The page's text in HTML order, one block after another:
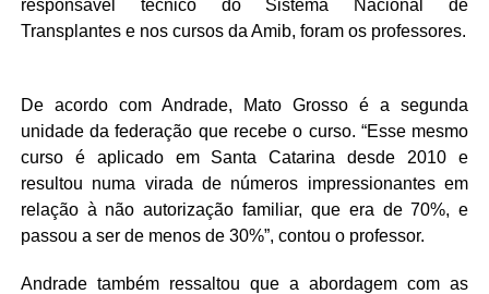
responsável técnico do Sistema Nacional de
Transplantes e nos cursos da Amib, foram os professores.
De acordo com Andrade, Mato Grosso é a segunda
unidade da federação que recebe o curso. “Esse mesmo
curso é aplicado em Santa Catarina desde 2010 e
resultou numa virada de números impressionantes em
relação à não autorização familiar, que era de 70%, e
passou a ser de menos de 30%”, contou o professor.
Andrade também ressaltou que a abordagem com as